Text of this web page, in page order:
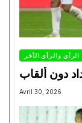
الرأي والرأي الأخر
دون ألقاب
Avril 30, 2026